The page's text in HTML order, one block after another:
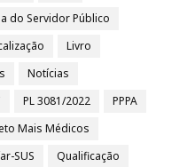
do Servidor Público
Livro
Notícias
PL 3081/2022
PPPA
Mais Médicos
SUS
Qualificação